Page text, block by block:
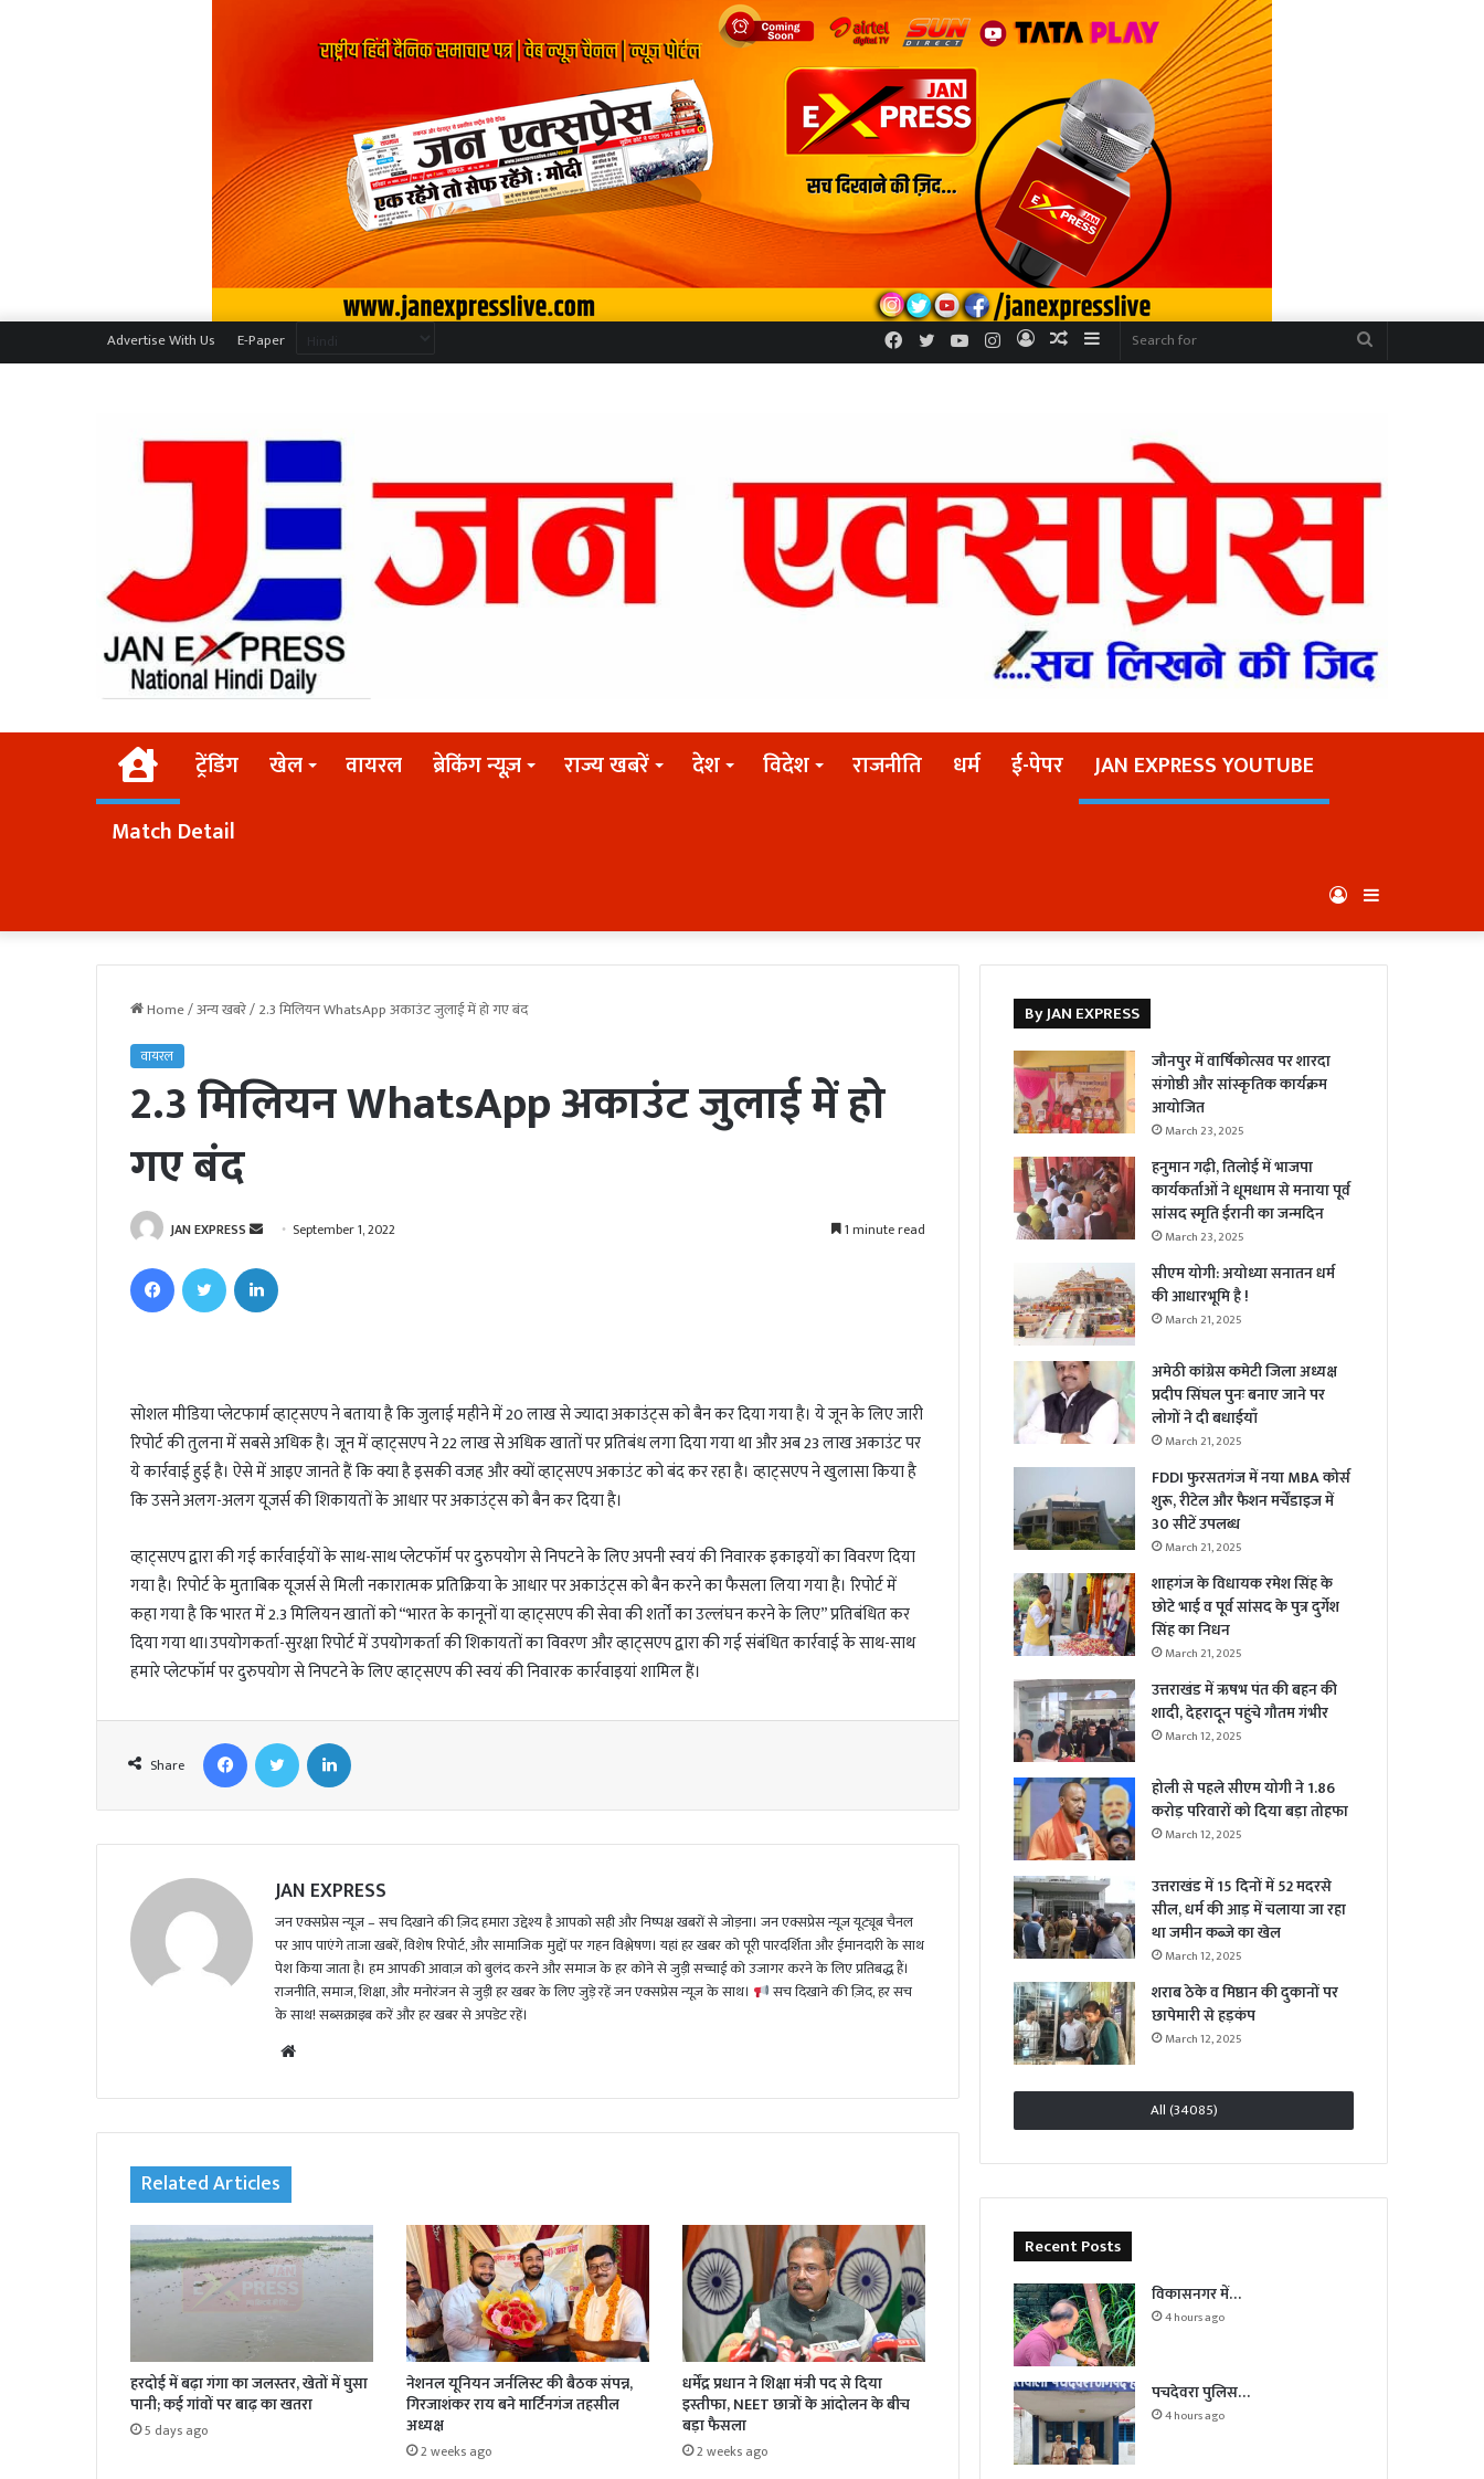
Advertise With Us E-Paper Sidebar
Random
Log
Instagram
YouTube
Twitter
Facebook
Homeट्रेंडिंग खेल वायरल ब्रेकिंग न्यूज़ राज्य खबरें देश विदेश राजनीति धर्म ई-पेपर
JAN EXPRESS YOUTUBE
Match Detail
Log
In
Home/अन्य खबरे/2.3 मिलियन WhatsApp अकाउंट जुलाई में हो गए बंद
वायरल
2.3 मिलियन WhatsApp अकाउंट जुलाई में हो
गए बंद
JAN EXPRESS
d
m
a
i
l
September 1, 2022 1 minute read
सोशल मीडिया प्लेटफार्म व्हाट्सएप ने बताया है कि जुलाई महीने में 20 लाख से ज्यादा अकाउंट्स को बैन कर दिया गया है। ये जून के लिए जारी
रिपोर्ट की तुलना में सबसे अधिक है। जून में व्हाट्सएप ने 22 लाख से अधिक खातों पर प्रतिबंध लगा दिया गया था और अब 23 लाख अकाउंट पर
ये कार्रवाई हुई है। ऐसे में आइए जानते हैं कि क्या है इसकी वजह और क्यों व्हाट्सएप अकाउंट को बंद कर रहा है। व्हाट्सएप ने खुलासा किया है
कि उसने अलग-अलग यूजर्स की शिकायतों के आधार पर अकाउंट्स को बैन कर दिया है।
व्हाट्सएप द्वारा की गई कार्रवाईयों के साथ-साथ प्लेटफॉर्म पर दुरुपयोग से निपटने के लिए अपनी स्वयं की निवारक इकाइयों का विवरण दिया
गया है। रिपोर्ट के मुताबिक यूजर्स से मिली नकारात्मक प्रतिक्रिया के आधार पर अकाउंट्स को बैन करने का फैसला लिया गया है। रिपोर्ट में
कहा गया है कि भारत में 2.3 मिलियन खातों को “भारत के कानूनों या व्हाट्सएप की सेवा की शर्तों का उल्लंघन करने के लिए” प्रतिबंधित कर
दिया गया था।उपयोगकर्ता-सुरक्षा रिपोर्ट में उपयोगकर्ता की शिकायतों का विवरण और व्हाट्सएप द्वारा की गई संबंधित कार्रवाई के साथ-साथ
हमारे प्लेटफॉर्म पर दुरुपयोग से निपटने के लिए व्हाट्सएप की स्वयं की निवारक कार्रवाइयां शामिल हैं।
Share
JAN EXPRESS
जन एक्सप्रेस न्यूज़ – सच दिखाने की ज़िद हमारा उद्देश्य है आपको सही और निष्पक्ष खबरों से जोड़ना। जन एक्सप्रेस न्यूज़ यूट्यूब चैनल
पर आप पाएंगे ताजा खबरें, विशेष रिपोर्ट, और सामाजिक मुद्दों पर गहन विश्लेषण। यहां हर खबर को पूरी पारदर्शिता और ईमानदारी के साथ
पेश किया जाता है। हम आपकी आवाज़ को बुलंद करने और समाज के हर कोने से जुड़ी सच्चाई को उजागर करने के लिए प्रतिबद्ध हैं।
राजनीति, समाज, शिक्षा, और मनोरंजन से जुड़ी हर खबर के लिए जुड़े रहें जन एक्सप्रेस न्यूज़ के साथ।
सच दिखाने की ज़िद, हर सच
के साथ! सब्सक्राइब करें और हर खबर से अपडेट रहें।
te
Related Articles
हरदोई में बढ़ा गंगा का जलस्तर, खेतों में घुसा
पानी; कई गांवों पर बाढ़ का खतरा
5 days ago
नेशनल यूनियन जर्नलिस्ट की बैठक संपन्न,
गिरजाशंकर राय बने मार्टिनगंज तहसील
अध्यक्ष
2 weeks ago
धर्मेंद्र प्रधान ने शिक्षा मंत्री पद से दिया
इस्तीफा, NEET छात्रों के आंदोलन के बीच
बड़ा फैसला
2 weeks ago
By JAN EXPRESS
जौनपुर में वार्षिकोत्सव पर शारदा
संगोष्ठी और सांस्कृतिक कार्यक्रम
आयोजित
March 23, 2025
हनुमान गढ़ी, तिलोई में भाजपा
कार्यकर्ताओं ने धूमधाम से मनाया पूर्व
सांसद स्मृति ईरानी का जन्मदिन
March 23, 2025
सीएम योगी: अयोध्या सनातन धर्म
की आधारभूमि है !
March 21, 2025
अमेठी कांग्रेस कमेटी जिला अध्यक्ष
प्रदीप सिंघल पुनः बनाए जाने पर
लोगों ने दी बधाईयाँ
March 21, 2025
FDDI फुरसतगंज में नया MBA कोर्स
शुरू, रीटेल और फैशन मर्चेंडाइज में
30 सीटें उपलब्ध
March 21, 2025
शाहगंज के विधायक रमेश सिंह के
छोटे भाई व पूर्व सांसद के पुत्र दुर्गेश
सिंह का निधन
March 21, 2025
उत्तराखंड में ऋषभ पंत की बहन की
शादी, देहरादून पहुंचे गौतम गंभीर
March 12, 2025
होली से पहले सीएम योगी ने 1.86
करोड़ परिवारों को दिया बड़ा तोहफा
March 12, 2025
उत्तराखंड में 15 दिनों में 52 मदरसे
सील, धर्म की आड़ में चलाया जा रहा
था जमीन कब्जे का खेल
March 12, 2025
शराब ठेके व मिष्ठान की दुकानों पर
छापेमारी से हड़कंप
March 12, 2025
All (34085)
Recent Posts
विकासनगर में…
4 hours ago
पचदेवरा पुलिस…
4 hours ago